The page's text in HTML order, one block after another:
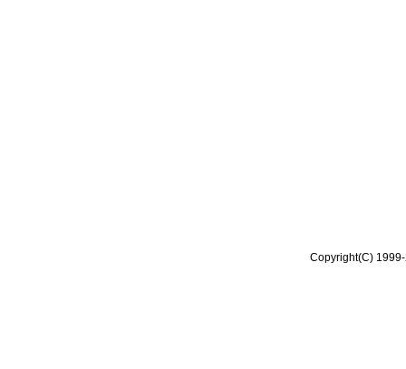
Copyright(C)